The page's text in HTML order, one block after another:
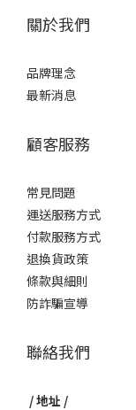
關於我們
品牌理念
最新消息
顧客服務
常見問題
運送服務方式
付款服務方式
退換貨政策
條款與細則
防詐騙宣導
聯絡我們
/ 地址 /